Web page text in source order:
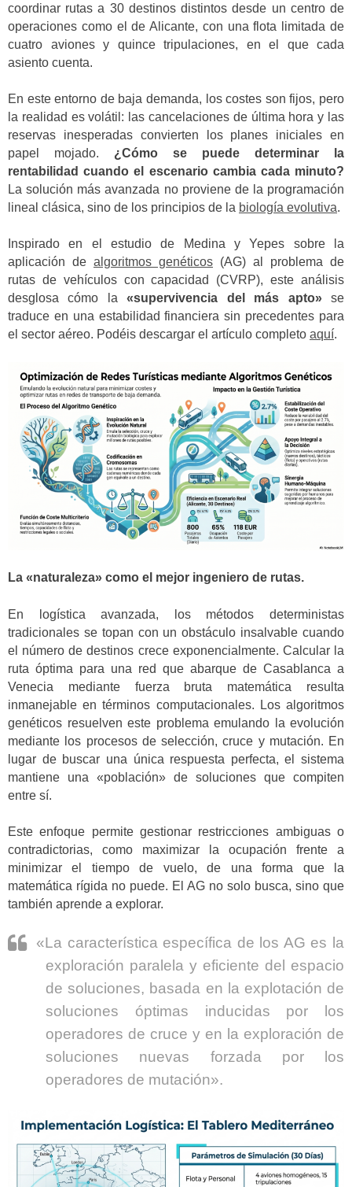
coordinar rutas a 30 destinos distintos desde un centro de
operaciones como el de Alicante, con una flota limitada de
cuatro aviones y quince tripulaciones, en el que cada
asiento cuenta.
En este entorno de baja demanda, los costes son fijos, pero
la realidad es volátil: las cancelaciones de última hora y las
reservas inesperadas convierten los planes iniciales en
papel mojado. ¿Cómo se puede determinar la
rentabilidad cuando el escenario cambia cada minuto?
La solución más avanzada no proviene de la programación
lineal clásica, sino de los principios de la biología evolutiva.
Inspirado en el estudio de Medina y Yepes sobre la
aplicación de algoritmos genéticos (AG) al problema de
rutas de vehículos con capacidad (CVRP), este análisis
desglosa cómo la«supervivencia del más apto»se
traduce en una estabilidad financiera sin precedentes para
el sector aéreo. Podéis descargar el artículo completo aquí.
La «naturaleza» como el mejor ingeniero de rutas.
En logística avanzada, los métodos deterministas
tradicionales se topan con un obstáculo insalvable cuando
el número de destinos crece exponencialmente. Calcular la
ruta óptima para una red que abarque de Casablanca a
Venecia mediante fuerza bruta matemática resulta
inmanejable en términos computacionales. Los algoritmos
genéticos resuelven este problema emulando la evolución
mediante los procesos de selección, cruce y mutación. En
lugar de buscar una única respuesta perfecta, el sistema
mantiene una «población» de soluciones que compiten
entre sí.
Este enfoque permite gestionar restricciones ambiguas o
contradictorias, como maximizar la ocupación frente a
minimizar el tiempo de vuelo, de una forma que la
matemática rígida no puede. El AG no solo busca, sino que
también aprende a explorar.
«La característica específica de los AG es la
exploración paralela y eficiente del espacio
de soluciones, basada en la explotación de
soluciones óptimas inducidas por los
operadores de cruce y en la exploración de
soluciones nuevas forzada por los
operadores de mutación».